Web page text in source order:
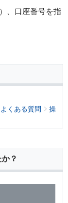
、口座番号を指
よくある質問
操
？